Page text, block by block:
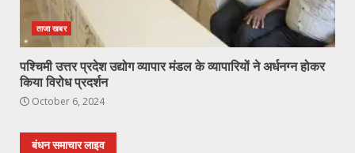
ताजा खबर
पश्चिमी उत्तर प्रदेश उद्योग व्यापार मंडल के व्यापारियों ने अर्धनग्न होकर
किया विरोध प्रदर्शन
October 6, 2024
बंधन समाचार लाइव